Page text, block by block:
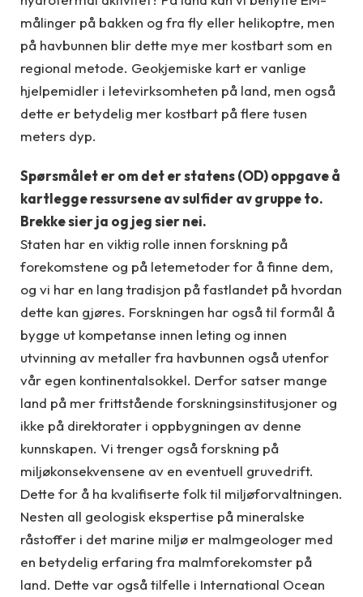
målinger på bakken og fra fly eller helikoptre, men
på havbunnen blir dette mye mer kostbart som en
regional metode. Geokjemiske kart er vanlige
hjelpemidler i letevirksomheten på land, men også
dette er betydelig mer kostbart på flere tusen
meters dyp.
Spørsmålet er om det er statens (OD) oppgave å
kartlegge ressursene av sulfider av gruppe to.
Brekke sier ja og jeg sier nei.
Staten har en viktig rolle innen forskning på
forekomstene og på letemetoder for å finne dem,
og vi har en lang tradisjon på fastlandet på hvordan
dette kan gjøres. Forskningen har også til formål å
bygge ut kompetanse innen leting og innen
utvinning av metaller fra havbunnen også utenfor
vår egen kontinentalsokkel. Derfor satser mange
land på mer frittstående forskningsinstitusjoner og
ikke på direktorater i oppbygningen av denne
kunnskapen. Vi trenger også forskning på
miljøkonsekvensene av en eventuell gruvedrift.
Dette for å ha kvalifiserte folk til miljøforvaltningen.
Nesten all geologisk ekspertise på mineralske
råstoffer i det marine miljø er malmgeologer med
en betydelig erfaring fra malmforekomster på
land. Dette var også tilfelle i International Ocean